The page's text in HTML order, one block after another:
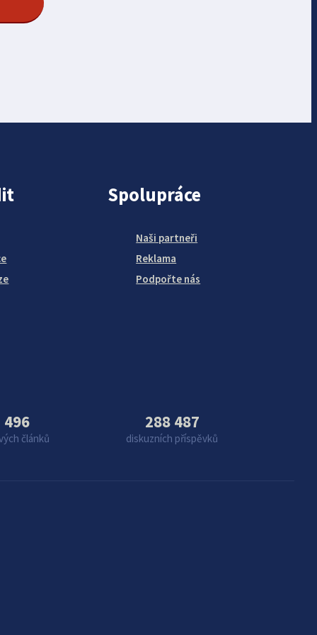
Spolupráce
Naši partneři
Reklama
Podpořte nás
496
článků
288 487
diskuzních příspěvků